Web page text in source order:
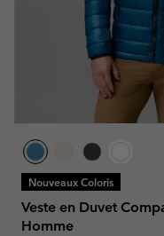
Nouveaux Coloris
Veste en Duvet
Homme